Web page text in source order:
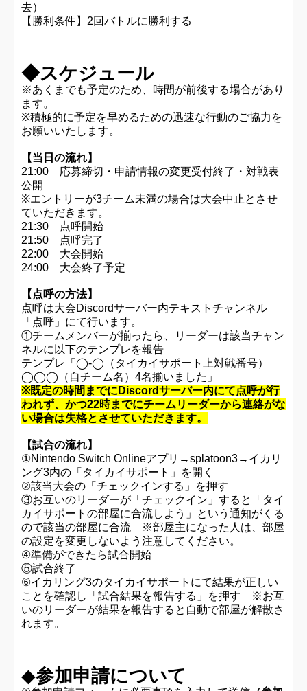
去）
【勝利条件】2回バトルに勝利する
◆スケジュール
※あくまでも予定のため、時間が前後する場合があり
ます。
※積極的に予定を早めるための迅速な行動のご協力を
お願いいたします。
【当日の流れ】
21:00 応募締切・申請情報の変更受付終了・対戦表
公開
※エントリーが3チーム未満の場合は大会中止とさせ
ていただきます。
21:30 点呼開始
21:50 点呼完了
22:00 大会開始
24:00 大会終了予定
【点呼の方法】
点呼は大会Discordサーバー内テキストチャンネル
「点呼」にて行います。
①チームメンバーが揃ったら、リーダーは該当チャン
ネルに以下のテンプレを報告
テンプレ「◯-◯（タイカイサポート上対戦番号）
◯◯◯（自チーム名）4名揃いました」
※既定の時間までにDiscordサーバー内にて点呼が行
われず、かつ22時までにチームリーダーから連絡がな
い場合は失格とさせていただきます。
【試合の流れ】
①Nintendo Switch Onlineアプリ→splatoon3→イカリ
ング3内の「タイカイサポート」を開く
②該当大会の「チェックインする」を押す
③お互いのリーダーが「チェックイン」すると「タイ
カイサポートの部屋に合流しよう」という通知がくる
ので該当の部屋に合流 ※部屋主になった人は、部屋
の設定を変更しないよう注意してください。
④準備ができたら試合開始
⑤試合終了
⑥イカリング3のタイカイサポートにて結果が正しい
ことを確認し「試合結果を報告する」を押す ※お互
いのリーダーが結果を報告すると自動で部屋が解散さ
れます。
◆参加申請について